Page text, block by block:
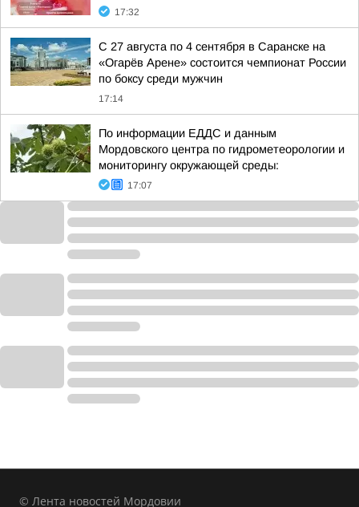
17:32
С 27 августа по 4 сентября в Саранске на
«Огарёв Арене» состоится чемпионат России
по боксу среди мужчин
17:14
По информации ЕДДС и данным
Мордовского центра по гидрометеорологии и
мониторингу окружающей среды:
17:07
© Лента новостей Мордовии